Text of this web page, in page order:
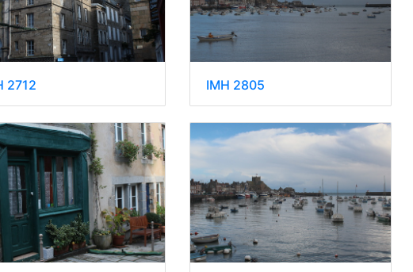
2712 IMH 2805